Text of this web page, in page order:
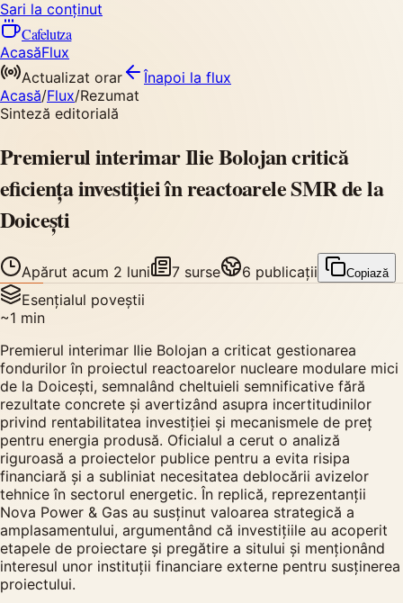
Sari la conținut
Cafelutza
AcasăFlux
Actualizat orar
Înapoi la flux
Acasă/Flux/Rezumat
Sinteză editorială
Premierul interimar Ilie Bolojan critică
eficiența investiției în reactoarele SMR de la
Doicești
Apărut acum 2 luni 7 surse 6 publicații Copiază
Esențialul poveștii
~1 min
Premierul interimar Ilie Bolojan a criticat gestionarea
fondurilor în proiectul reactoarelor nucleare modulare mici
de la Doicești, semnalând cheltuieli semnificative fără
rezultate concrete și avertizând asupra incertitudinilor
privind rentabilitatea investiției și mecanismele de preț
pentru energia produsă. Oficialul a cerut o analiză
riguroasă a proiectelor publice pentru a evita risipa
financiară și a subliniat necesitatea deblocării avizelor
tehnice în sectorul energetic. În replică, reprezentanții
Nova Power & Gas au susținut valoarea strategică a
amplasamentului, argumentând că investițiile au acoperit
etapele de proiectare și pregătire a sitului și menționând
interesul unor instituții financiare externe pentru susținerea
proiectului.